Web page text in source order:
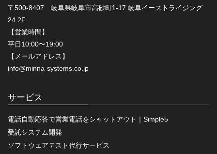
〒500-8407 岐阜県岐阜市高砂町1-17 岐阜イーストライジング
24 2F
【営業時間】
平日10:00〜19:00
【メールアドレス】
info@minna-systems.co.jp
サービス
電話自動応答で営業電話をシャットアウト｜Simple5
受託システム開発
ソフトウェアテスト代行サービス